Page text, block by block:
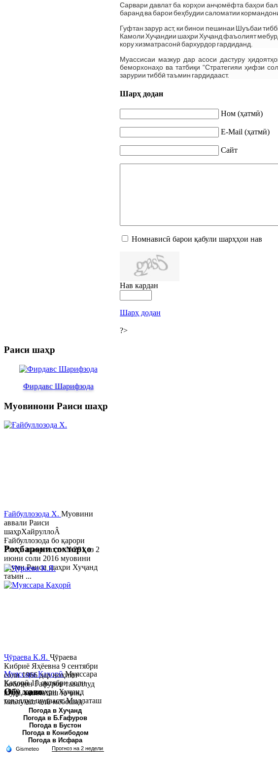
Сарвари давлат ба корҳои анҷомёфта баҳои
баранд ва барои беҳбудии саломатии
Гуфтан зарур аст, ки бинои пешинаи Шуъбаи
Камоли Хуҷандии шаҳри Хуҷанд фаъолият
кору хизматрасонӣ бархурдор гардиданд.
Муассисаи мазкур дар асоси дастуру
беморхонаҳо ва татбиқи “Стратегияи ҳифзи
зарурии тиббӣ таъмин гардидааст.
Шарҳ додан
Ном (ҳатмӣ)
E-Mail (ҳатмӣ)
Сайт
Номнависӣ барои қабули шарҳҳои нав
Нав кардан
Шарҳ додан
?>
Раиси шаҳр
Фирдавс Шарифзода
Муовинони Раиси шаҳр
Ғайбуллозода Х. Муовини
аввали Раиси
шаҳрХайруллоÂ
Ғайбуллозода бо қарори
Раиси шаҳр таҳти №281 аз 2
июни соли 2016 муовини
якуми Раиси шаҳри Хуҷанд
таъин ...
Муяссара ҚаҳорӣМуяссара
Қаҳорӣ 15 октябри соли
1979 дар шаҳри Хуҷанд
таваллуд шудааст. Миллаташ
тоҷик. Маълумот олӣ. Соли
2002 Донишгоҳи давлатии
Хуҷанд ба...
Роҳбарони сохторҳо
Ҷӯраева К.Я. Ҷӯраева
Кибриё Яҳёевна 9 сентябри
соли 1966 дар ноҳияи
Бобоҷон Ғафуров таваллуд
шуда, миллаташ тоҷик,
маълумот олӣ мебошад.
Соли 1997 Донишг...
Обу хаво
Погода в Хуҷанд
Погода в Б.Ғафуров
Погода в Бустон
Погода в Конибодом
Погода в Исфара